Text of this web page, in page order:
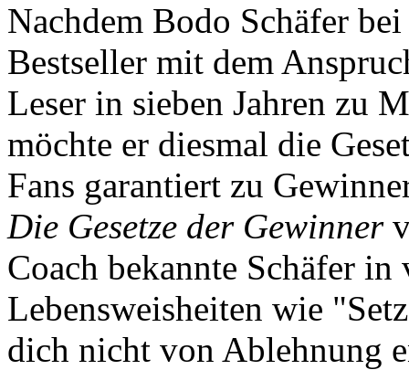
Nachdem Bodo Schäfer
Bestseller mit dem
Leser in sieben Jahren zu
möchte er diesmal die
Fans garantiert zu
Die Gesetze der Gewinner
Coach bekannte Schäfer
Lebensweisheiten wie
dich nicht von Ablehnung